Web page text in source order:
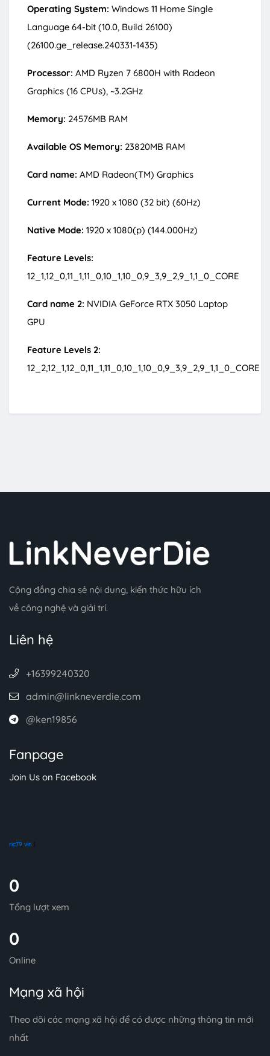
Operating System: Windows 11 Home Single
Language 64-bit (10.0, Build 26100)
(26100.ge_release.240331-1435)
Processor: AMD Ryzen 7 6800H with Radeon
Graphics (16 CPUs), ~3.2GHz
Memory: 24576MB RAM
Available OS Memory: 23820MB RAM
Card name: AMD Radeon(TM) Graphics
Current Mode: 1920 x 1080 (32 bit) (60Hz)
Native Mode: 1920 x 1080(p) (144.000Hz)
Feature Levels:
12_1,12_0,11_1,11_0,10_1,10_0,9_3,9_2,9_1,1_0_CORE
Card name 2: NVIDIA GeForce RTX 3050 Laptop
GPU
Feature Levels 2:
12_2,12_1,12_0,11_1,11_0,10_1,10_0,9_3,9_2,9_1,1_0_CORE
Cộng đồng chia sẻ nội dung, kiến thức hữu ích
về công nghệ và giải trí.
Liên hệ
+16399240320
admin@linkneverdie.com
@ken19856
Fanpage
Join Us on Facebook
ric79 vin
0
Tổng lượt xem
0
Online
Mạng xã hội
Theo dõi các mạng xã hội để có được những thông tin mới
nhất